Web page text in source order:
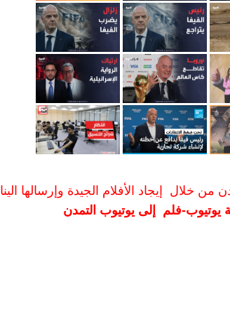
من خلال إيجاد الأفلام الجيدة وإرسالها الينا
يوتيوب-فلم إلى يوتيوب التمدن